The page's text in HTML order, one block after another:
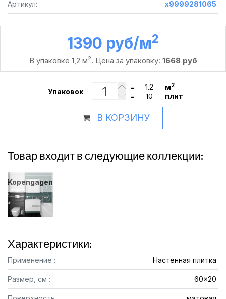
Артикул: х9999281065
1390 руб /м2
В упаковке 1,2 м2. Цена за упаковку: 1668 руб
Упаковок :
= м2
= плит
В КОРЗИНУ
Товар входит в следующие коллекции:
Kopengagen
Характеристики:
Применение : Настенная плитка
Размер, см : 60x20